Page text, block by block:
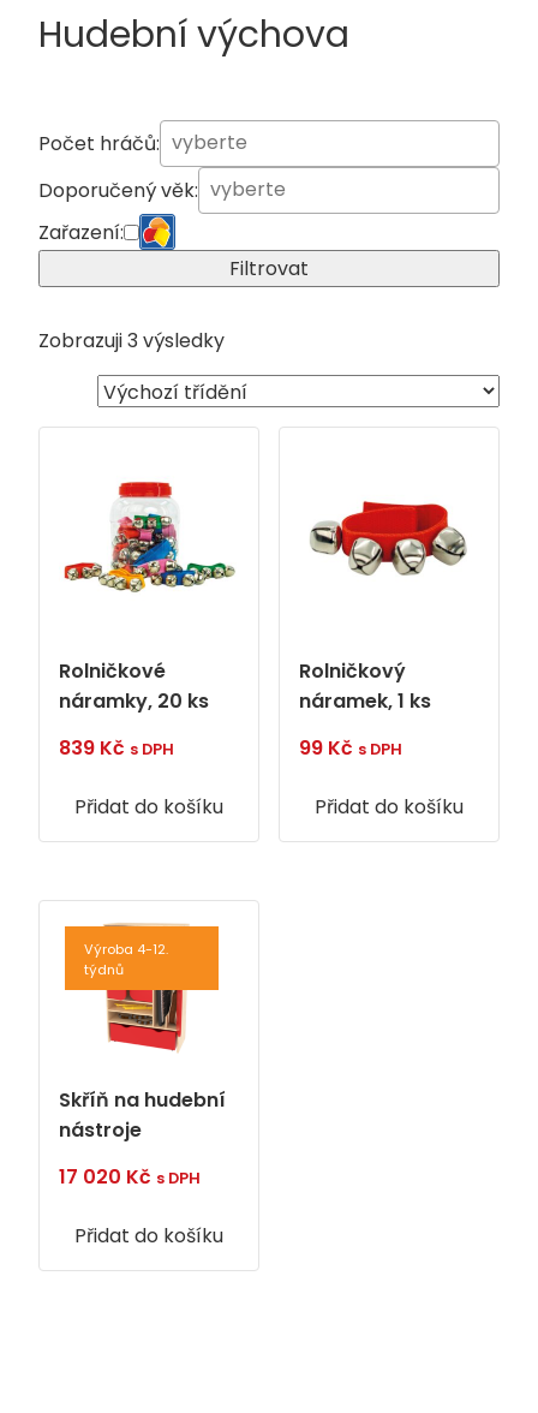
Hudební výchova
Počet hráčů:
Doporučený věk:
Zařazení:
Filtrovat
Zobrazuji 3 výsledky
Rolničkové
náramky, 20 ks
839 Kč s DPH
Přidat do košíku
Rolničkový
náramek, 1 ks
99 Kč s DPH
Přidat do košíku
Výroba 4-12.
týdnů
Skříň na hudební
nástroje
17 020 Kč s DPH
Přidat do košíku